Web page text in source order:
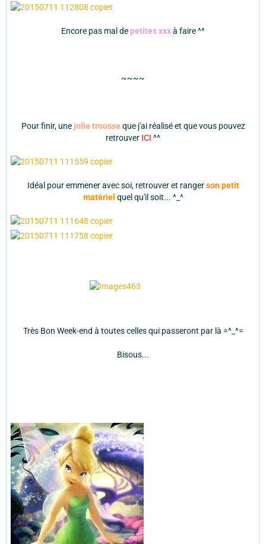
Encore pas mal de petites xxxà faire ^^
~~~~
Pour finir, une jolie trousseque j'ai réalisé et que vous pouvez
retrouver ICI ^^
Idéal pour emmener avec soi, retrouver et rangerson petit
matériel quel qu'il soit... ^_^
Très Bon Week-end à toutes celles qui passeront par là =^_^=
Bisous...